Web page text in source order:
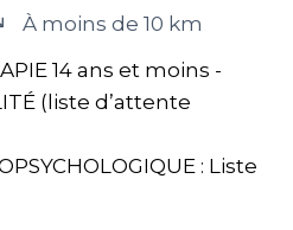
À moins de 10 km
14 ans et moins -
(liste d’attente
: Liste